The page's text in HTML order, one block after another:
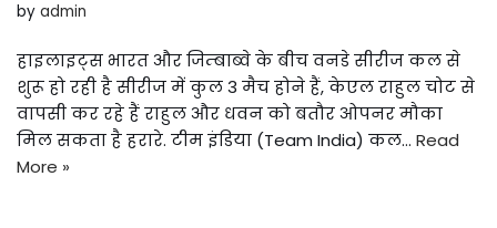
by admin
हाइलाइट्स भारत और जिम्बाब्वे के बीच वनडे सीरीज कल से
शुरू हो रही है सीरीज में कुल 3 मैच होने हैं, केएल राहुल चोट से
वापसी कर रहे हैं राहुल और धवन को बतौर ओपनर मौका
मिल सकता है हरारे. टीम इंडिया (Team India) कल… Read
More »